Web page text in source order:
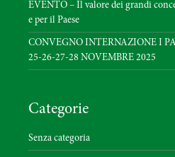
EVENTO – Il valore dei grandi
e per il Paese
CONVEGNO INTERNAZIONE I
25-26-27-28 NOVEMBRE 2025
Categorie
Senza categoria